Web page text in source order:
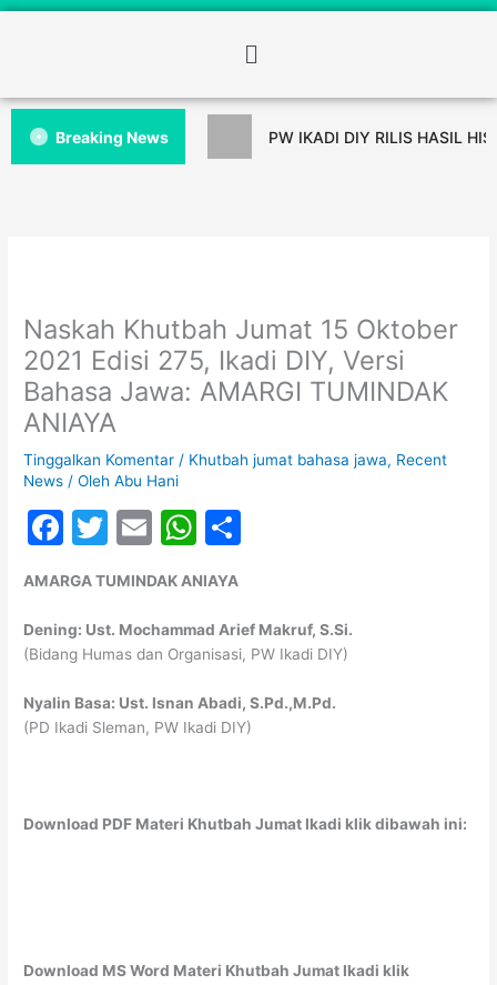
Breaking News PW IKADI DIY RILIS HASIL
Naskah Khutbah Jumat 15 Oktober
2021 Edisi 275, Ikadi DIY, Versi
Bahasa Jawa: AMARGI TUMINDAK
ANIAYA
Tinggalkan Komentar / Khutbah jumat bahasa jawa, Recent
News / OlehAbu Hani
F
c
e
b
o
o
T
itt
er
E
ai
l
W
at
s
A
p
p
e
AMARGA TUMINDAK ANIAYA
Dening: Ust. Mochammad Arief Makruf, S.Si.
(Bidang Humas dan Organisasi, PW Ikadi DIY)
Nyalin Basa: Ust. Isnan Abadi, S.Pd.,M.Pd.
(PD Ikadi Sleman, PW Ikadi DIY)
Download PDF Materi Khutbah Jumat Ikadi klik dibawah ini:
Download MS Word Materi Khutbah Jumat Ikadi klik